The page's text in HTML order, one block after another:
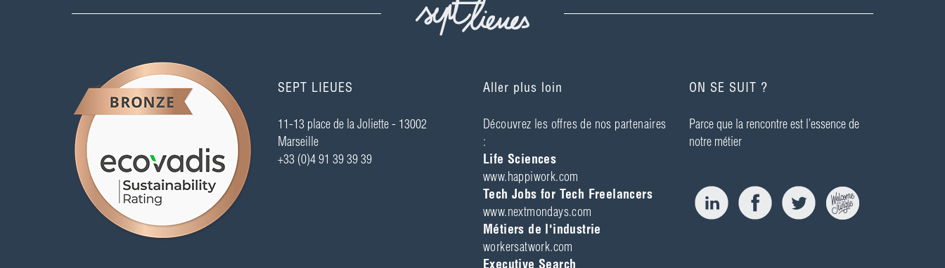
SEPT LIEUES
11-13 place de la Joliette - ­13002
Marseille
+33 (0)4 91 39 39 39
Aller plus loin
Découvrez les offres de nos partenaires
:
Life Sciences
www.happiwork.com
Tech Jobs for Tech Freelancers
www.nextmondays.com
Métiers de l'industrie
workersatwork.com
Executive Search
ON SE SUIT ?
Parce que la rencontre est l’essence de
notre métier